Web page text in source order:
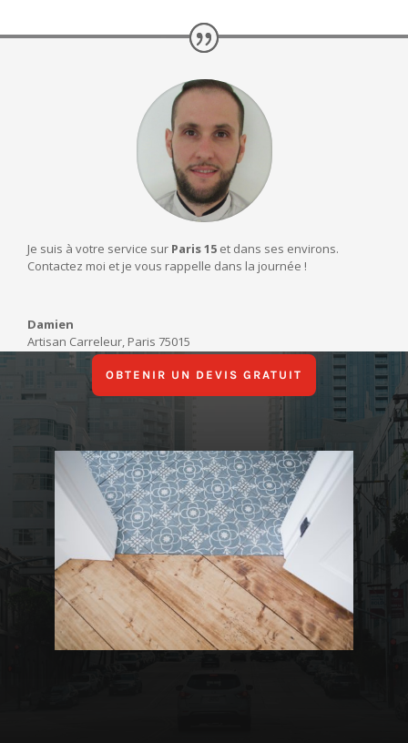
Je suis à votre service sur Paris 15 et dans ses environs.
Contactez moi et je vous rappelle dans la journée !
Damien
Artisan Carreleur, Paris 75015
OBTENIR UN DEVIS GRATUIT